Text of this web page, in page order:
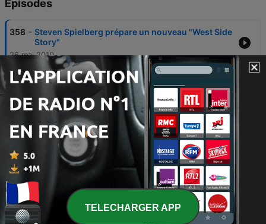
Épisodes
358 - Steven Spielberg prépare un nouveau "West Side
Story"
26 mai 2019
357 - A la découverte du piano-forte, ancêtre du piano
07 avr. 2019
356 -
Gilles Vigneault à la manière baroque pour
saluer la fin de l’hiver
355 - Comment Antonin Dvorak a eu l’idée d’écrire la
"Symphonie du Nouveau Monde" ?
03 févr. 2019
354 - Hommage à Michel Legrand
TELECHARGER APP